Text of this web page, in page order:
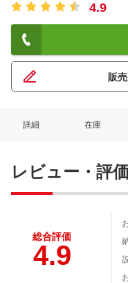
4.9
販
詳細 在庫
レビュー・評
総合評価
4.9